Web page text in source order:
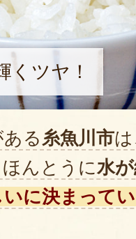
くツヤ！
る 糸魚川市
ほんとうに水
に決まって